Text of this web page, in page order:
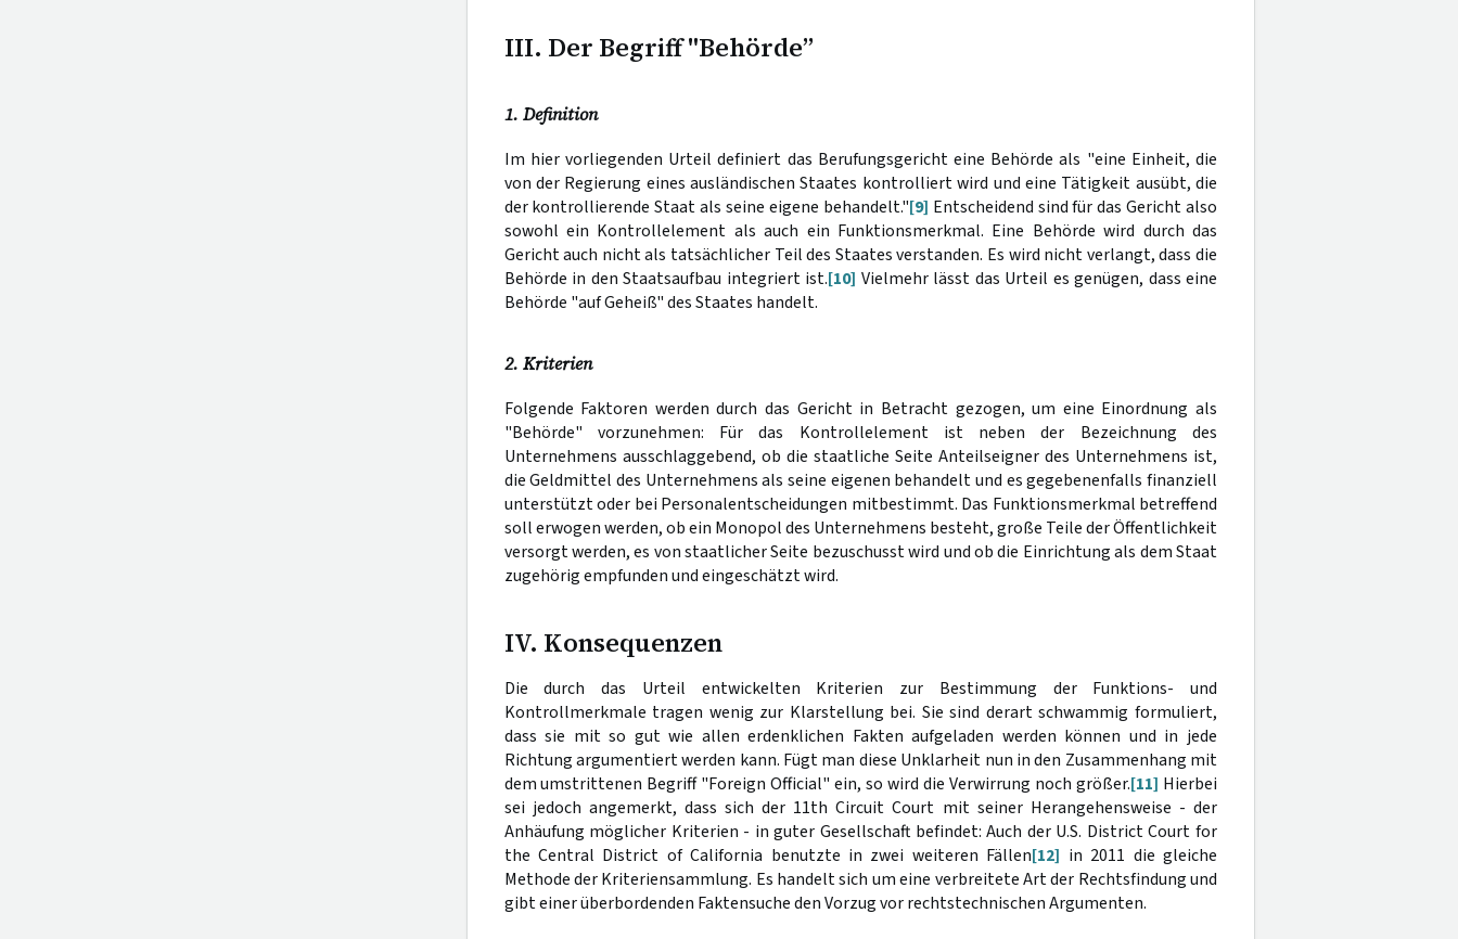
III. Der Begriff "Behörde”
1. Definition
Im hier vorliegenden Urteil definiert das Berufungsgericht eine Behörde als "eine Einheit, die
von der Regierung eines ausländischen Staates kontrolliert wird und eine Tätigkeit ausübt, die
der kontrollierende Staat als seine eigene behandelt."[9] Entscheidend sind für das Gericht also
sowohl ein Kontrollelement als auch ein Funktionsmerkmal. Eine Behörde wird durch das
Gericht auch nicht als tatsächlicher Teil des Staates verstanden. Es wird nicht verlangt, dass die
Behörde in den Staatsaufbau integriert ist.[10] Vielmehr lässt das Urteil es genügen, dass eine
Behörde "auf Geheiß" des Staates handelt.
2. Kriterien
Folgende Faktoren werden durch das Gericht in Betracht gezogen, um eine Einordnung als
"Behörde" vorzunehmen: Für das Kontrollelement ist neben der Bezeichnung des
Unternehmens ausschlaggebend, ob die staatliche Seite Anteilseigner des Unternehmens ist,
die Geldmittel des Unternehmens als seine eigenen behandelt und es gegebenenfalls finanziell
unterstützt oder bei Personalentscheidungen mitbestimmt. Das Funktionsmerkmal betreffend
soll erwogen werden, ob ein Monopol des Unternehmens besteht, große Teile der Öffentlichkeit
versorgt werden, es von staatlicher Seite bezuschusst wird und ob die Einrichtung als dem Staat
zugehörig empfunden und eingeschätzt wird.
IV. Konsequenzen
Die durch das Urteil entwickelten Kriterien zur Bestimmung der Funktions- und
Kontrollmerkmale tragen wenig zur Klarstellung bei. Sie sind derart schwammig formuliert,
dass sie mit so gut wie allen erdenklichen Fakten aufgeladen werden können und in jede
Richtung argumentiert werden kann. Fügt man diese Unklarheit nun in den Zusammenhang mit
dem umstrittenen Begriff "Foreign Official" ein, so wird die Verwirrung noch größer.[11] Hierbei
sei jedoch angemerkt, dass sich der 11th Circuit Court mit seiner Herangehensweise - der
Anhäufung möglicher Kriterien - in guter Gesellschaft befindet: Auch der U.S. District Court for
the Central District of California benutzte in zwei weiteren Fällen[12] in 2011 die gleiche
Methode der Kriteriensammlung. Es handelt sich um eine verbreitete Art der Rechtsfindung und
gibt einer überbordenden Faktensuche den Vorzug vor rechtstechnischen Argumenten.